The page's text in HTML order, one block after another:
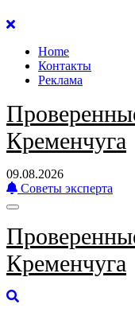
Перейти
содержанию
Home
Контакты
Реклама
Кременчуга
09.08.2026
Советы эксперта
Кременчуга